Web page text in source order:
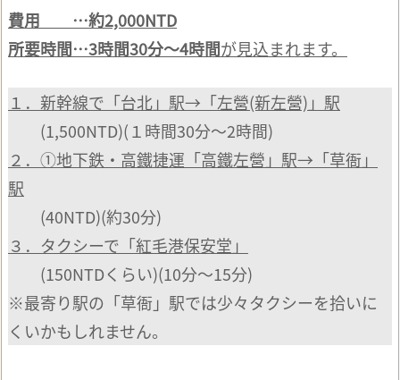
費用 …約2,000NTD
所要時間…3時間30分～4時間が見込まれます。
１．新幹線で「台北」駅→「左營(新左營)」駅
(1,500NTD)(１時間30分～2時間)
２．①地下鉄・高鐵捷運「高鐵左營」駅→「草衙」
駅
(40NTD)(約30分)
３．タクシーで「紅毛港保安堂」
(150NTDくらい)(10分～15分)
※最寄り駅の「草衙」駅では少々タクシーを拾いに
くいかもしれません。